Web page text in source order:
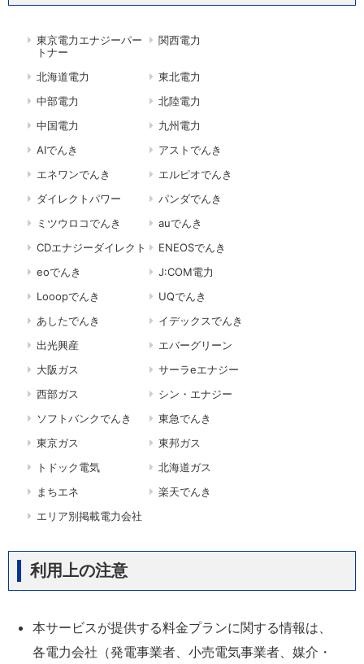
東京電力エナジーパー
トナー
関西電力
北海道電力
東北電力
中部電力
北陸電力
中国電力
九州電力
AIでんき
アストでんき
エネワンでんき
エルピオでんき
ダイレクトパワー
パンダでんき
ミツウロコでんき
auでんき
CDエナジーダイレクト
ENEOSでんき
eoでんき
J:COM電力
Looopでんき
UQでんき
あしたでんき
イデックスでんき
出光興産
エバーグリーン
大阪ガス
サーラeエナジー
西部ガス
シン・エナジー
ソフトバンクでんき
東急でんき
東京ガス
東邦ガス
トドック電気
北海道ガス
まちエネ
楽天でんき
エリア別掲載電力会社
利用上の注意
本サービスが提供する料金プランに関する情報は、
各電力会社（発電事業者、小売電気事業者、媒介・